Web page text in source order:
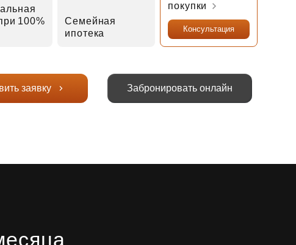
100%
Семейная
ипотека
покупки
Консультация
заявку Забронировать онлайн